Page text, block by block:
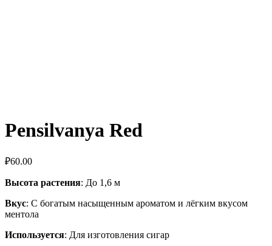
Pensilvanya Red
₽60.00
Высота растения: До 1,6 м
Вкус: С богатым насыщенным ароматом и лёгким вкусом
ментола
Используется: Для изготовления сигар